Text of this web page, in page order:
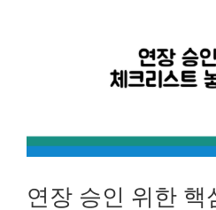
연장 승인 위한 핵